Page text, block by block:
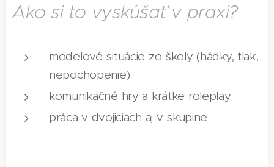
Ako si to vyskúšať v praxi?
modelové situácie zo školy (hádky, tlak,
nepochopenie)
komunikačné hry a krátke roleplay
práca v dvojiciach aj v skupine